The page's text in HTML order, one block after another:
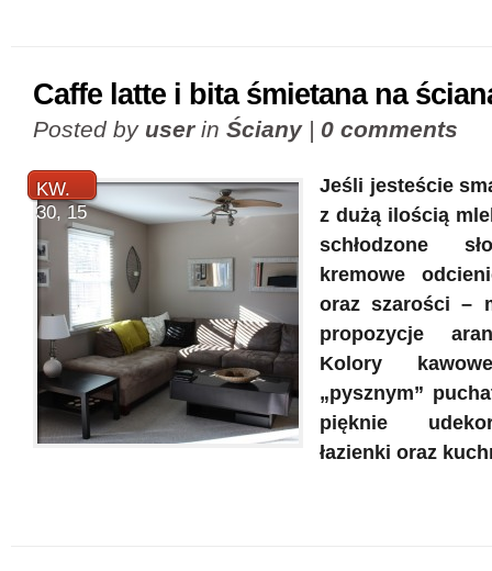
Caffe latte i bita śmietana na
Posted by userin Ściany| 0 comments
KW.
30, 15
Jeśli jesteście
z dużą ilością
schłodzone
kremowe
oraz szarości –
propozycje
Kolory
„pysznym”
pięknie
łazienki oraz